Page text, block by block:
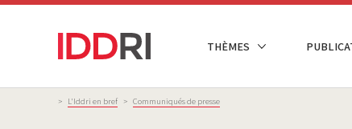
Aller
NAVIGATION
THÈMES
Fil
d'Ariane
> L'Iddri en bref > Communiqués de presse